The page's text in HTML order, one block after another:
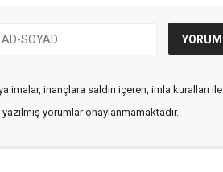
imalar, inançlara saldırı içeren, imla kuralları ile
yorumlar onaylanmamaktadır.